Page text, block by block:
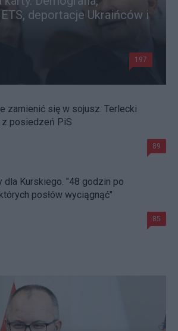
deportacje Ukraińców i
197
zamienić się w sojusz. Terlecki
z posiedzeń PiS
89
dla Kurskiego. "48 godzin po
posłów wyciągnąć"
85